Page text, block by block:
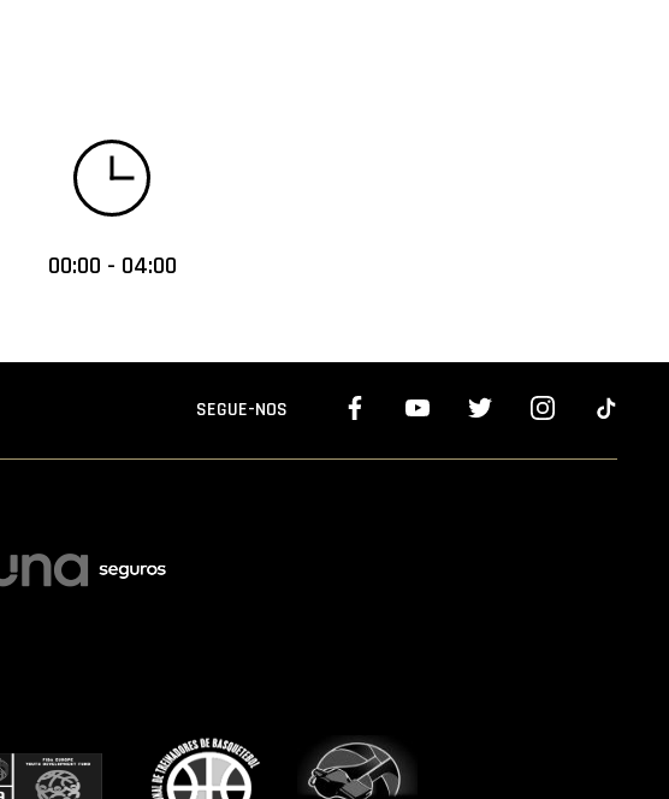
00:00 - 04:00
SEGUE-NOS